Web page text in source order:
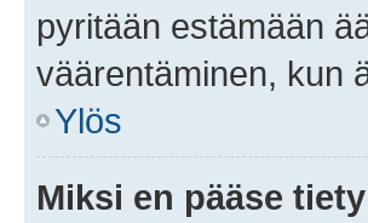
pyritään estämään
väärentäminen, kun
Ylös
Miksi en pääse